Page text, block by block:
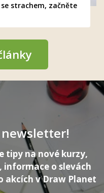
strachem, začněte
tipy na nové kurzy,
o slevách
akcích v Draw Planet